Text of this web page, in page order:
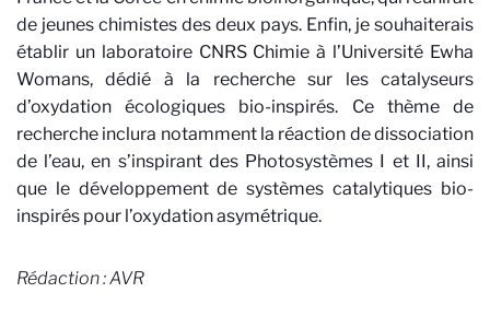
de jeunes chimistes des deux pays. Enfin, je souhaiterais
établir un laboratoire CNRS Chimie à l’Université Ewha
Womans, dédié à la recherche sur les catalyseurs
d’oxydation écologiques bio-inspirés. Ce thème de
recherche inclura notamment la réaction de dissociation
de l’eau, en s’inspirant des Photosystèmes I et II, ainsi
que le développement de systèmes catalytiques bio-
inspirés pour l’oxydation asymétrique.
Rédaction : AVR